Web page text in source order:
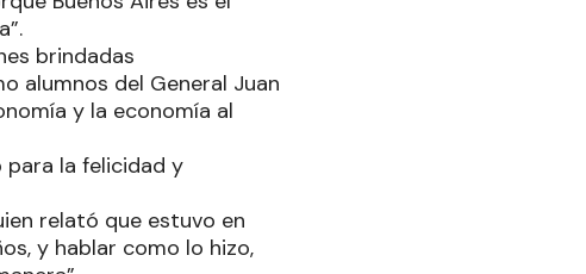
brindadas
alumnos del General Juan
y la economía al
para la felicidad y
relató que estuvo en
y hablar como lo hizo,